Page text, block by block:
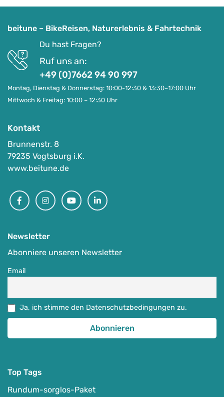
h
e
i
a
r
:
1
€
e
s
i
s
t
:
€
.
beitune – BikeReisen, Naturerlebnis & Fahrtechnik
Du hast Fragen?
Ruf uns an:
+49 (0)7662 94 90 997
Montag, Dienstag & Donnerstag: 10:00-12:30 & 13:30–17:00 Uhr
Mittwoch & Freitag: 10:00 – 12:30 Uhr
Kontakt
Brunnenstr. 8
79235 Vogtsburg i.K.
www.beitune.de
FacebookInstagramYoutubeLinkedin
Newsletter
Abonniere unseren Newsletter
Email
Ja, ich stimme den Datenschutzbedingungen zu.
Top Tags
Rundum-sorglos-Paket